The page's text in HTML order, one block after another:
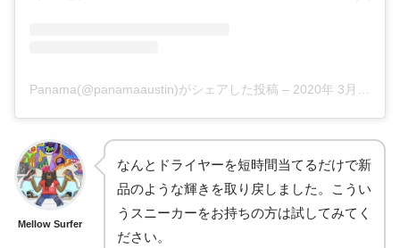
Panama(@panamaaustin)がシェアした投稿 – 2020年 3月月28日午後12時56分PDT
Mellow Surfer
なんとドライヤーを短時間当てるだけで新
品のような輝きを取り戻しました。こうい
うスニーカーをお持ちの方は試してみてく
ださい。